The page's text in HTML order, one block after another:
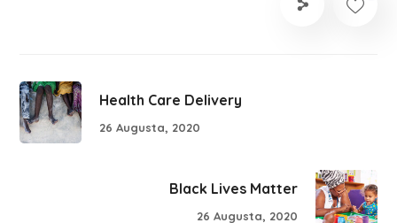
Health Care Delivery
26 Augusta, 2020
Black Lives Matter
26 Augusta, 2020